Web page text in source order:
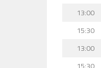
13:00
15:30
13:00